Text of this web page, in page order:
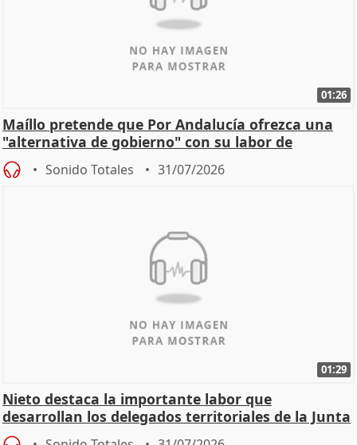
01:26
Maíllo pretende que Por Andalucía ofrezca una
"alternativa de gobierno" con su labor de
oposición
Sonido Totales 31/07/2026
01:29
Nieto destaca la importante labor que
desarrollan los delegados territoriales de la Junta